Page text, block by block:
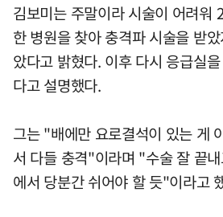
김보미는 주말이라 시술이 어려워
한 병원을 찾아 충격파 시술을 받
았다고 밝혔다. 이후 다시 응급실
다고 설명했다.
그는 "배에만 요로결석이 있는 게
서 다들 충격"이라며 "수술 잘 끝
에서 당분간 쉬어야 할 듯"이라고